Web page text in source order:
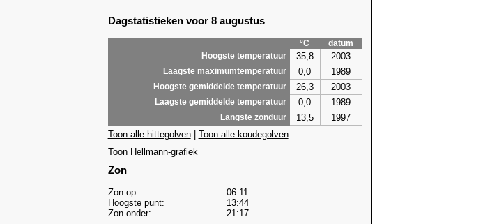
Dagstatistieken voor 8 augustus
°C
datum
Hoogste temperatuur
35,8 2003
Laagste maximumtemperatuur 0,0 1989
Hoogste gemiddelde temperatuur 26,3 2003
Laagste gemiddelde temperatuur 0,0 1989
Langste zonduur 13,5
1997
Toon alle hittegolven| Toon alle koudegolven
Toon Hellmann-grafiek
Zon
Zon op:
06:11
Hoogste punt:
13:44
Zon onder:
21:17